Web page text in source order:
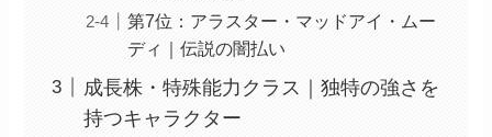
第7位：アラスター・マッドアイ・ムー
ディ｜伝説の闇払い
成長株・特殊能力クラス｜独特の強さを
持つキャラクター